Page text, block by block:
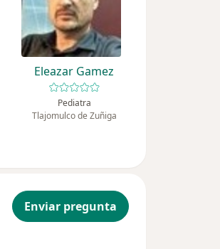
Eleazar Gamez
Pediatra
Tlajomulco de Zuñiga
Enviar pregunta